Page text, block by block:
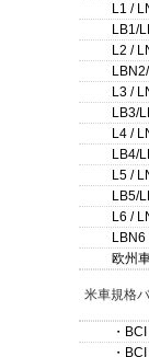
L1 /
LB1/
L2 /
L3 /
LB3/
L4 /
LB4/
L5 /
LB5/
L6 /
欧州
米車規格
・
・